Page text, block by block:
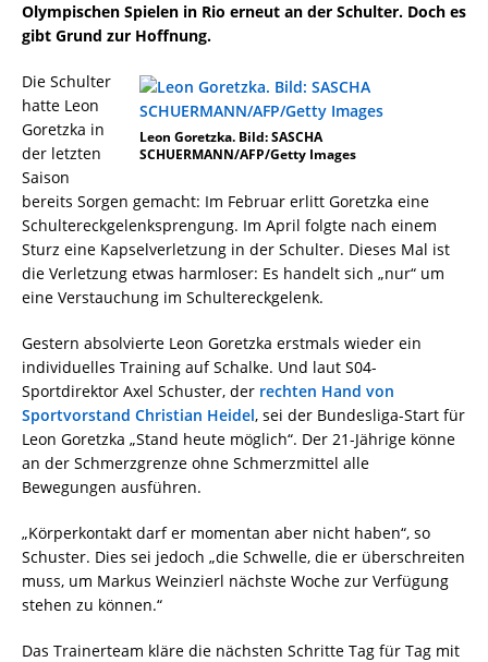
Olympischen Spielen in Rio erneut an der Schulter. Doch es
gibt Grund zur Hoffnung.
Leon Goretzka. Bild: SASCHA
SCHUERMANN/AFP/Getty Images
Die Schulter
hatte Leon
Goretzka in
der letzten
Saison
bereits Sorgen gemacht: Im Februar erlitt Goretzka eine
Schultereckgelenksprengung. Im April folgte nach einem
Sturz eine Kapselverletzung in der Schulter. Dieses Mal ist
die Verletzung etwas harmloser: Es handelt sich „nur“ um
eine Verstauchung im Schultereckgelenk.
Gestern absolvierte Leon Goretzka erstmals wieder ein
individuelles Training auf Schalke. Und laut S04-
Sportdirektor Axel Schuster, der rechten Hand von
Sportvorstand Christian Heidel, sei der Bundesliga-Start für
Leon Goretzka „Stand heute möglich“. Der 21-Jährige könne
an der Schmerzgrenze ohne Schmerzmittel alle
Bewegungen ausführen.
„Körperkontakt darf er momentan aber nicht haben“, so
Schuster. Dies sei jedoch „die Schwelle, die er überschreiten
muss, um Markus Weinzierl nächste Woche zur Verfügung
stehen zu können.“
Das Trainerteam kläre die nächsten Schritte Tag für Tag mit